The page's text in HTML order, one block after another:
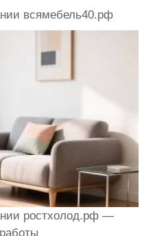
всямебель40.рф
ростхолод.рф —